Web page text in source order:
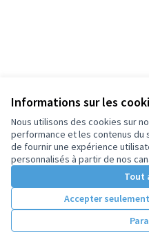
Informations sur les
Nous utilisons des cookies sur
performance et les contenus
de fournir une expérience
personnalisés à partir de nos
Tout
Accepter